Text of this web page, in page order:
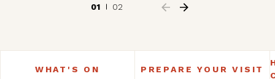
01 02
WHAT'S ON PREPARE YOUR VISIT